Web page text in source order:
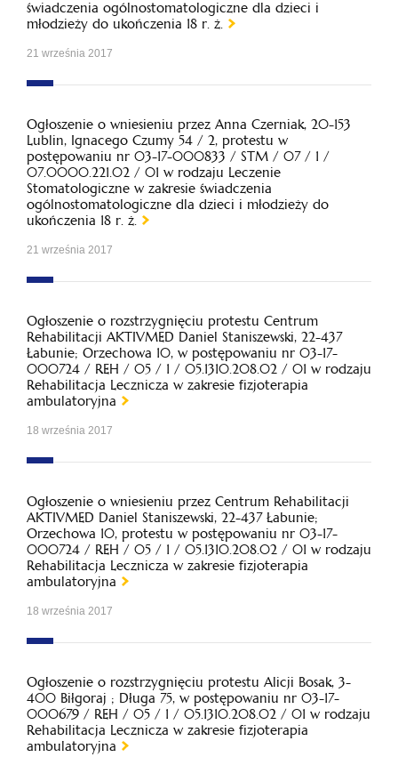
świadczenia ogólnostomatologiczne dla dzieci i
młodzieży do ukończenia 18 r. ż.
21 września 2017
Ogłoszenie o wniesieniu przez Anna Czerniak, 20-153
Lublin, Ignacego Czumy 54 / 2, protestu w
postępowaniu nr 03-17-000833 / STM / 07 / 1 /
07.0000.221.02 / 01 w rodzaju Leczenie
Stomatologiczne w zakresie świadczenia
ogólnostomatologiczne dla dzieci i młodzieży do
ukończenia 18 r. ż.
21 września 2017
Ogłoszenie o rozstrzygnięciu protestu Centrum
Rehabilitacji AKTIVMED Daniel Staniszewski, 22-437
Łabunie; Orzechowa 10, w postępowaniu nr 03-17-
000724 / REH / 05 / 1 / 05.1310.208.02 / 01 w rodzaju
Rehabilitacja Lecznicza w zakresie fizjoterapia
ambulatoryjna
18 września 2017
Ogłoszenie o wniesieniu przez Centrum Rehabilitacji
AKTIVMED Daniel Staniszewski, 22-437 Łabunie;
Orzechowa 10, protestu w postępowaniu nr 03-17-
000724 / REH / 05 / 1 / 05.1310.208.02 / 01 w rodzaju
Rehabilitacja Lecznicza w zakresie fizjoterapia
ambulatoryjna
18 września 2017
Ogłoszenie o rozstrzygnięciu protestu Alicji Bosak, 3-
400 Biłgoraj ; Długa 75, w postępowaniu nr 03-17-
000679 / REH / 05 / 1 / 05.1310.208.02 / 01 w rodzaju
Rehabilitacja Lecznicza w zakresie fizjoterapia
ambulatoryjna